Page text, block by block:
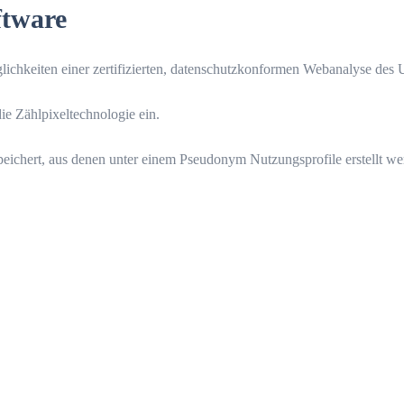
einer zertifizierten, datenschutzkonformen Webanalyse des
Zählpixeltechnologie ein.
aus denen unter einem Pseudonym Nutzungsprofile erstellt